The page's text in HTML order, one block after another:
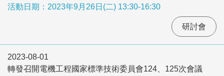
活動日期：2023年9月26日(二) 13:30-16:30
研討會
2023-08-01
轉發召開電機工程國家標準技術委員會124、125次會議